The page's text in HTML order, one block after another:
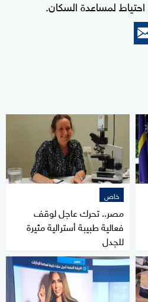
خاص
مصر.. تحرك عاجل لوقف
فعالية طبيبة أسترالية مثيرة
للجدل